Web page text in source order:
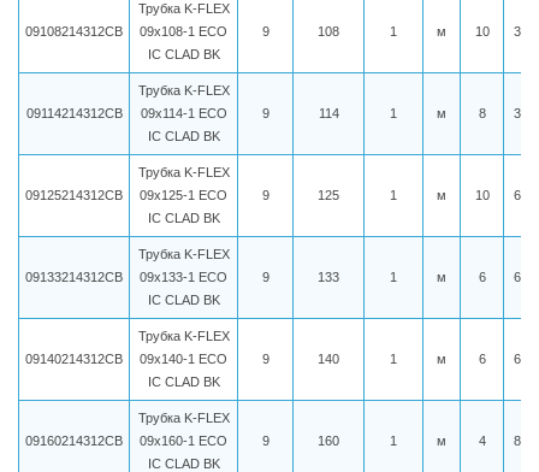
09108214312CB
Трубка K-FLEX
09x108-1 ECO
IC CLAD BK
9 108 1 м 10
09114214312CB
Трубка K-FLEX
09x114-1 ECO
IC CLAD BK
9 114 1 м 8
09125214312CB
Трубка K-FLEX
09x125-1 ECO
IC CLAD BK
9 125 1 м 10
09133214312CB
Трубка K-FLEX
09x133-1 ECO
IC CLAD BK
9 133 1 м 6
09140214312CB
Трубка K-FLEX
09x140-1 ECO
IC CLAD BK
9 140 1 м 6
09160214312CB
Трубка K-FLEX
09x160-1 ECO
IC CLAD BK
9 160 1 м 4